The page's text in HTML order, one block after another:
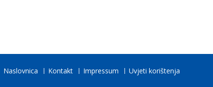
Naslovnica Kontakt Impressum Uvjeti korištenja